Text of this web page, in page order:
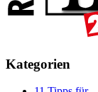
Kategorien